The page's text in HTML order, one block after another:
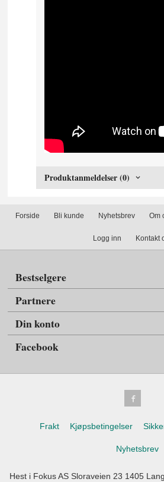
Produktanmeldelser (0)
Forside Bli kunde Nyhetsbrev Om
Logg inn Kontakt
Bestselgere
Partnere
Din konto
Facebook
Frakt Kjøpsbetingelser
Nyhetsbrev
Hest i Fokus AS Sloraveien 23 1405